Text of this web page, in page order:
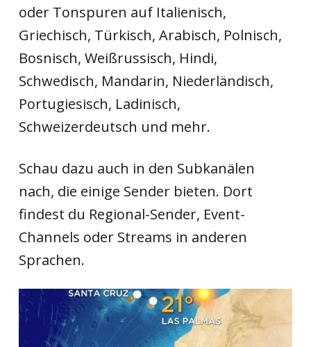
oder Tonspuren auf Italienisch,
Griechisch, Türkisch, Arabisch, Polnisch,
Bosnisch, Weißrussisch, Hindi,
Schwedisch, Mandarin, Niederländisch,
Portugiesisch, Ladinisch,
Schweizerdeutsch und mehr.
Schau dazu auch in den Subkanälen
nach, die einige Sender bieten. Dort
findest du Regional-Sender, Event-
Channels oder Streams in anderen
Sprachen.